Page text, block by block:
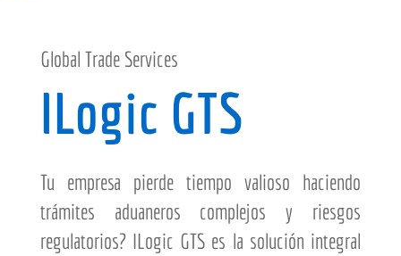
Global Trade Services
ILogic GTS
Tu empresa pierde tiempo valioso haciendo
trámites aduaneros complejos y riesgos
regulatorios? ILogic GTS es la solución integral